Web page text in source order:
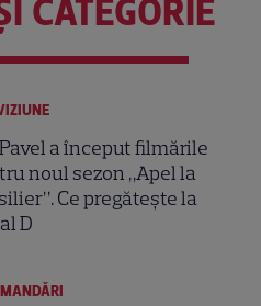
CATEGORIE
a început filmările
noul sezon „Apel la
Ce pregătește la
D